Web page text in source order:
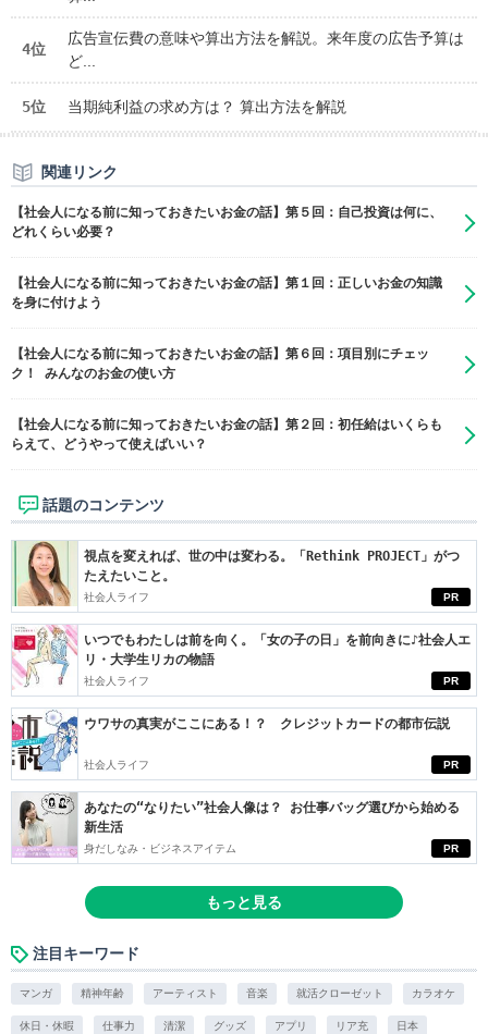
4位
広告宣伝費の意味や算出方法を解説。来年度の広告予算は
ど...
5位 当期純利益の求め方は？ 算出方法を解説
関連リンク
【社会人になる前に知っておきたいお金の話】第５回：自己投資は何に、
どれくらい必要？
【社会人になる前に知っておきたいお金の話】第１回：正しいお金の知識
を身に付けよう
【社会人になる前に知っておきたいお金の話】第６回：項目別にチェッ
ク！ みんなのお金の使い方
【社会人になる前に知っておきたいお金の話】第２回：初任給はいくらも
らえて、どうやって使えばいい？
話題のコンテンツ
PR
視点を変えれば、世の中は変わる。「Rethink PROJECT」がつ
たえたいこと。
社会人ライフ
PR
いつでもわたしは前を向く。「女の子の日」を前向きに♪社会人エ
リ・大学生リカの物語
社会人ライフ
PR
ウワサの真実がここにある！？ クレジットカードの都市伝説
社会人ライフ
PR
あなたの“なりたい”社会人像は？ お仕事バッグ選びから始める
新生活
身だしなみ・ビジネスアイテム
もっと見る
注目キーワード
マンガ 精神年齢 アーティスト 音楽 就活クローゼット カラオケ
休日・休暇 仕事力 清潔 グッズ アプリ リア充 日本